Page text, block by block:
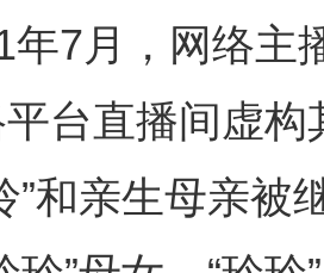
月，网络主
台直播间虚
”和亲生母亲被